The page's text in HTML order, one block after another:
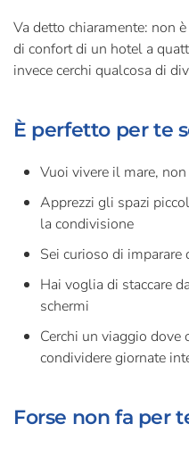
Va detto chiaramente: non
di confort di un hotel a
invece cerchi qualcosa di
È perfetto per te
Vuoi vivere il mare,
Apprezzi gli spazi
la condivisione
Sei curioso di
Hai voglia di staccare
schermi
Cerchi un viaggio dove
condividere giornate
Forse non fa per